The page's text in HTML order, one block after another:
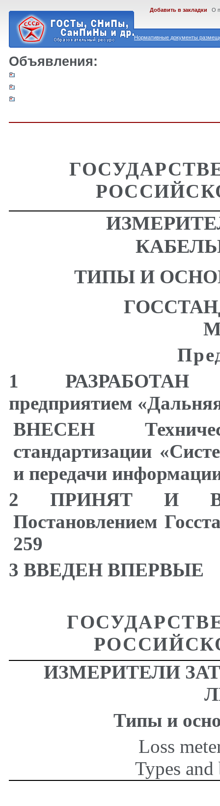
Нормативные документы
Добавить в закладки О
Объявления:
ТИПЫ И
1 РАЗРАБОТАН
предприятием
ВНЕСЕН
стандартизации
и передачи
2 ПРИНЯТ И
Постановлением
259
3 ВВЕДЕН ВПЕРВЫЕ
ИЗМЕРИТЕЛИ
Типы и
Loss
Types and